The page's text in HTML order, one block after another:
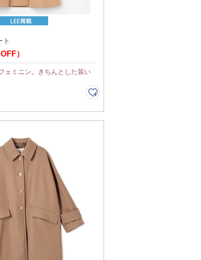
ト
）
ェミニン。きちんとした装い